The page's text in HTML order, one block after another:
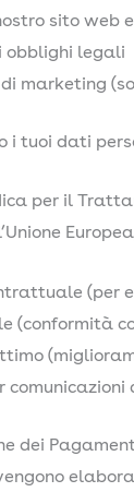
sito web
obblighi legali
marketing
i tuoi dati
per il
(per
(conformità
dei